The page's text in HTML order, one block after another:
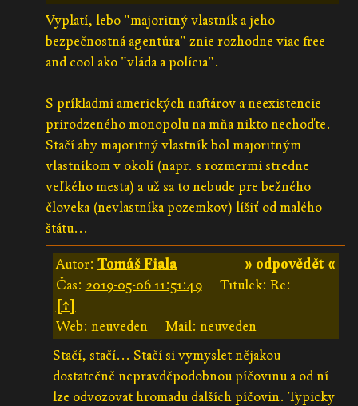
Vyplatí, lebo "majoritný vlastník a jeho
bezpečnostná agentúra" znie rozhodne viac free
and cool ako "vláda a polícia".
S príkladmi amerických naftárov a neexistencie
prirodzeného monopolu na mňa nikto nechoďte.
Stačí aby majoritný vlastník bol majoritným
vlastníkom v okolí (napr. s rozmermi stredne
veľkého mesta) a už sa to nebude pre bežného
človeka (nevlastníka pozemkov) líšiť od malého
štátu...
» odpovědět «
Autor: Tomáš Fiala
Čas: 2019-05-06 11:51:49
Titulek: Re:
[↑]
Web: neuveden
Mail: neuveden
Stačí, stačí... Stačí si vymyslet nějakou
dostatečně nepravděpodobnou píčovinu a od ní
lze odvozovat hromadu dalších píčovin. Typicky